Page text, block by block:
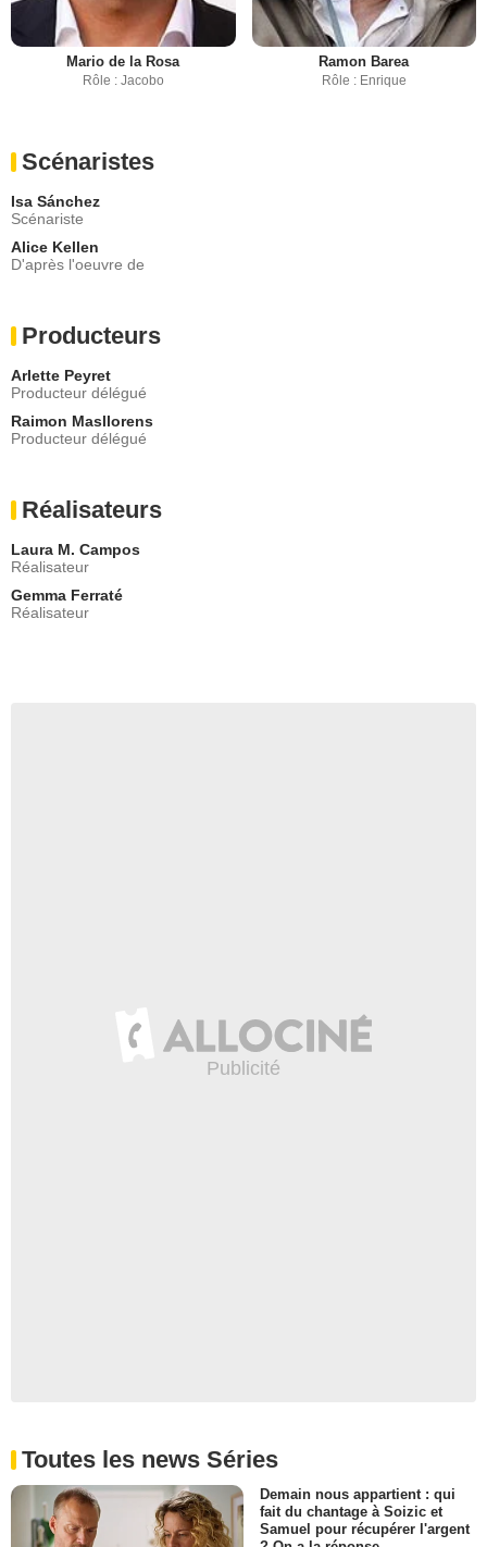
Mario de la Rosa
Rôle : Jacobo
Ramon Barea
Rôle : Enrique
Scénaristes
Isa Sánchez
Scénariste
Alice Kellen
D'après l'oeuvre de
Producteurs
Arlette Peyret
Producteur délégué
Raimon Masllorens
Producteur délégué
Réalisateurs
Laura M. Campos
Réalisateur
Gemma Ferraté
Réalisateur
Toutes les news Séries
Demain nous appartient : qui
fait du chantage à Soizic et
Samuel pour récupérer l'argent